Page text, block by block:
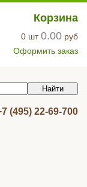
Корзина
0 шт0.00 руб
Оформить заказ
(495) 22-69-700